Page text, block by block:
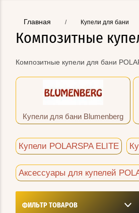
Главная / Купели для бани
Композитные
Композитные купели для бани
Купели для бани Blumenberg
Купели POLARSPA ELITE
Аксессуары для купелей
ФИЛЬТР ТОВАРОВ